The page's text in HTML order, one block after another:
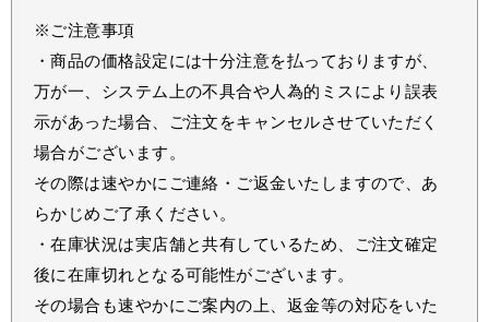
※ご注意事項
・商品の価格設定には十分注意を払っておりますが、
万が一、システム上の不具合や人為的ミスにより誤表
示があった場合、ご注文をキャンセルさせていただく
場合がございます。
その際は速やかにご連絡・ご返金いたしますので、あ
らかじめご了承ください。
・在庫状況は実店舗と共有しているため、ご注文確定
後に在庫切れとなる可能性がございます。
その場合も速やかにご案内の上、返金等の対応をいた